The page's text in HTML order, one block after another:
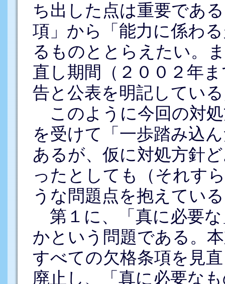
ち出した点は重要であ
項」から「能力に係わ
るものととらえたい。
直し期間（２００２年
告と公表を明記してい
このように今回の対
を受けて「一歩踏み込
あるが、仮に対処方針
ったとしても（それす
うな問題点を抱えてい
第１に、「真に必要
かという問題である。
すべての欠格条項を見
廃止し、「真に必要な